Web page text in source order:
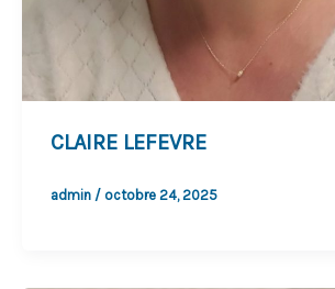
CLAIRE LEFEVRE
admin / octobre 24, 2025